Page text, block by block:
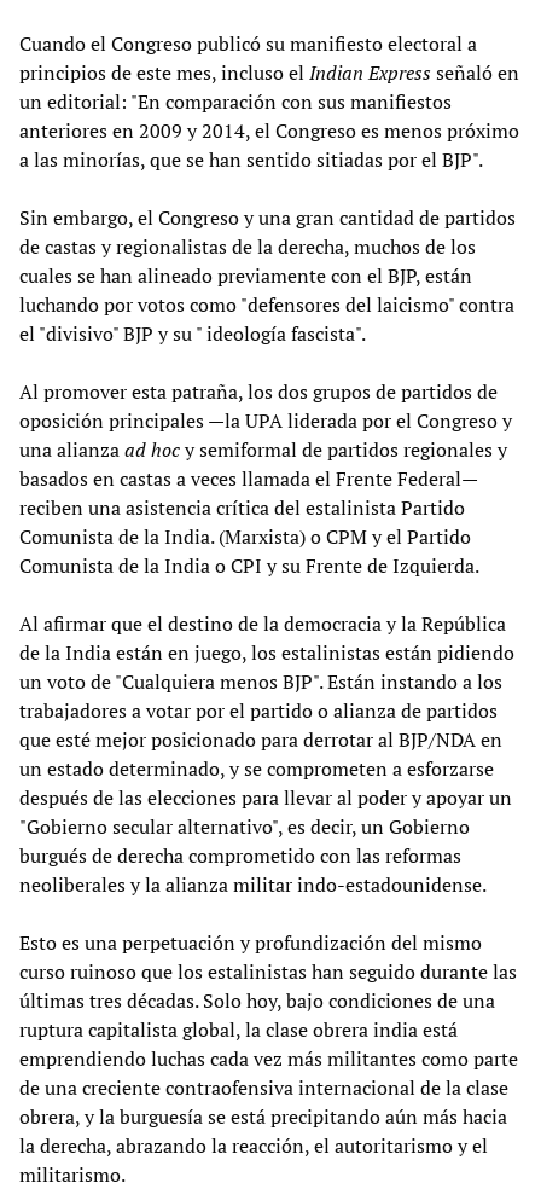
Cuando el Congreso publicó su manifiesto electoral a
principios de este mes, incluso el Indian Expressseñaló en
un editorial: "En comparación con sus manifiestos
anteriores en 2009 y 2014, el Congreso es menos próximo
a las minorías, que se han sentido sitiadas por el BJP".
Sin embargo, el Congreso y una gran cantidad de partidos
de castas y regionalistas de la derecha, muchos de los
cuales se han alineado previamente con el BJP, están
luchando por votos como "defensores del laicismo" contra
el "divisivo" BJP y su " ideología fascista".
Al promover esta patraña, los dos grupos de partidos de
oposición principales —la UPA liderada por el Congreso y
una alianzaad hocy semiformal de partidos regionales y
basados en castas a veces llamada el Frente Federal—
reciben una asistencia crítica del estalinista Partido
Comunista de la India. (Marxista) o CPM y el Partido
Comunista de la India o CPI y su Frente de Izquierda.
Al afirmar que el destino de la democracia y la República
de la India están en juego, los estalinistas están pidiendo
un voto de "Cualquiera menos BJP". Están instando a los
trabajadores a votar por el partido o alianza de partidos
que esté mejor posicionado para derrotar al BJP/NDA en
un estado determinado, y se comprometen a esforzarse
después de las elecciones para llevar al poder y apoyar un
"Gobierno secular alternativo", es decir, un Gobierno
burgués de derecha comprometido con las reformas
neoliberales y la alianza militar indo-estadounidense.
Esto es una perpetuación y profundización del mismo
curso ruinoso que los estalinistas han seguido durante las
últimas tres décadas. Solo hoy, bajo condiciones de una
ruptura capitalista global, la clase obrera india está
emprendiendo luchas cada vez más militantes como parte
de una creciente contraofensiva internacional de la clase
obrera, y la burguesía se está precipitando aún más hacia
la derecha, abrazando la reacción, el autoritarismo y el
militarismo.